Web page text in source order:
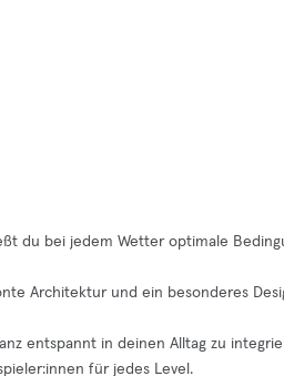
du bei jedem Wetter optimale
Architektur und ein besonderes
entspannt in deinen Alltag zu
für jedes Level.